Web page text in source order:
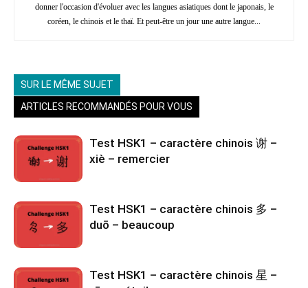
donner l'occasion d'évoluer avec les langues asiatiques dont le japonais, le
coréen, le chinois et le thaï. Et peut-être un jour une autre langue...
SUR LE MÊME SUJET
ARTICLES RECOMMANDÉS POUR VOUS
Test HSK1 – caractère chinois 谢 –
xiè – remercier
Test HSK1 – caractère chinois 多 –
duō – beaucoup
Test HSK1 – caractère chinois 星 –